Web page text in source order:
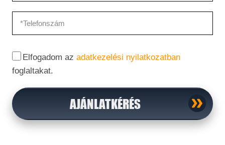
Elfogadom az adatkezelési nyilatkozatban
foglaltakat.
AJÁNLATKÉRÉS